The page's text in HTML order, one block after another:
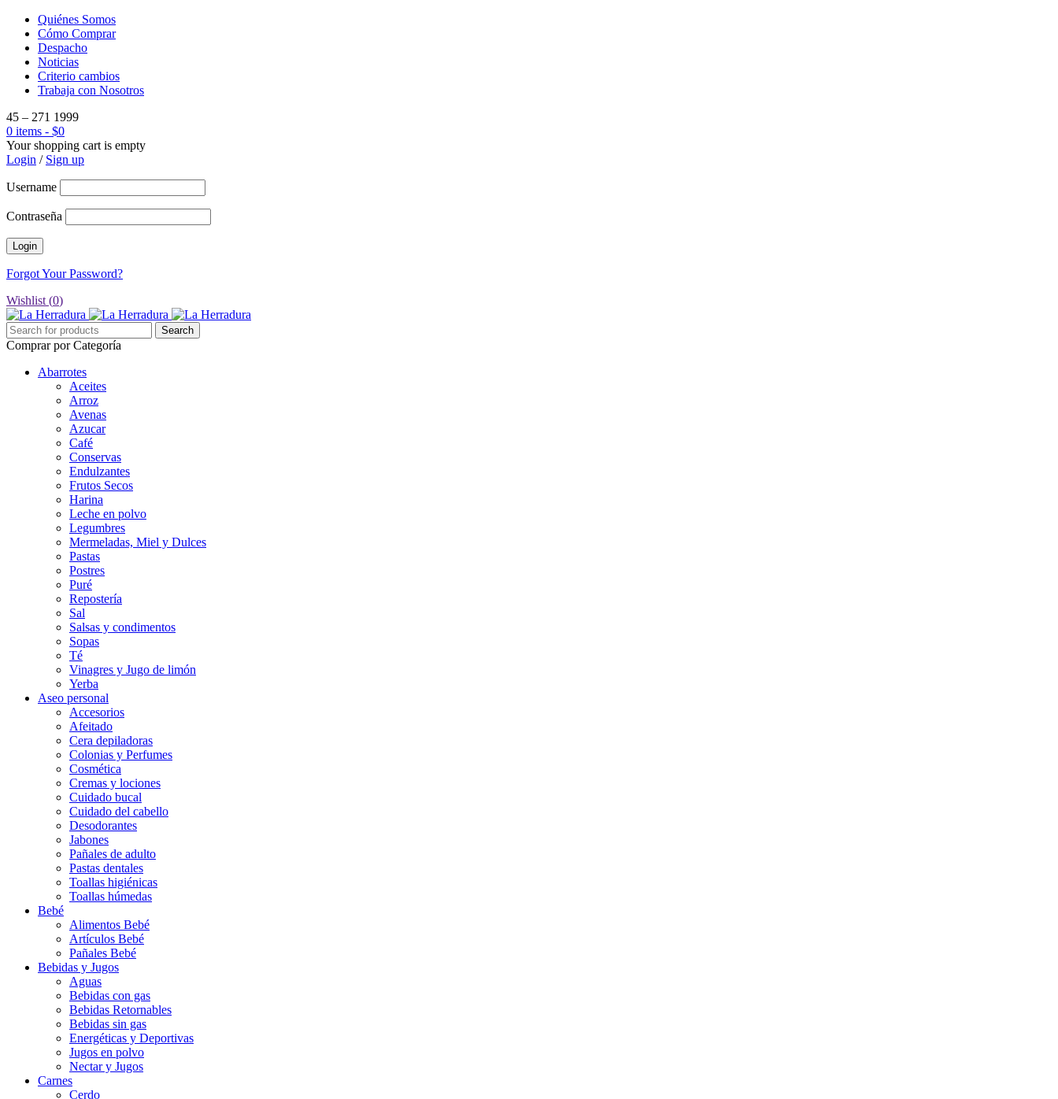
Quiénes Somos
Cómo Comprar
Despacho
Noticias
Criterio cambios
Trabaja con Nosotros
45 – 271 1999
0 items - $0
Your shopping cart is empty
Login / Sign up
Username
Contraseña
Forgot Your Password?
Wishlist (0)
Comprar por Categoría
Abarrotes
Aceites
Arroz
Avenas
Azucar
Café
Conservas
Endulzantes
Frutos Secos
Harina
Leche en polvo
Legumbres
Mermeladas, Miel y Dulces
Pastas
Postres
Puré
Repostería
Sal
Salsas y condimentos
Sopas
Té
Vinagres y Jugo de limón
Yerba
Aseo personal
Accesorios
Afeitado
Cera depiladoras
Colonias y Perfumes
Cosmética
Cremas y lociones
Cuidado bucal
Cuidado del cabello
Desodorantes
Jabones
Pañales de adulto
Pastas dentales
Toallas higiénicas
Toallas húmedas
Bebé
Alimentos Bebé
Artículos Bebé
Pañales Bebé
Bebidas y Jugos
Aguas
Bebidas con gas
Bebidas Retornables
Bebidas sin gas
Energéticas y Deportivas
Jugos en polvo
Nectar y Jugos
Carnes
Cerdo